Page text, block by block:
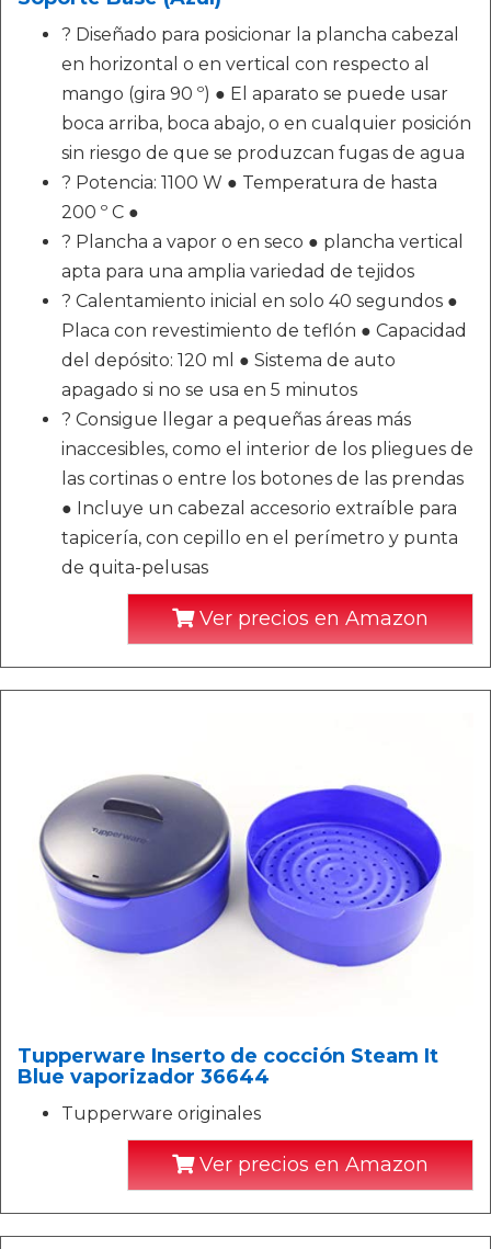
? Diseñado para posicionar la plancha cabezal
en horizontal o en vertical con respecto al
mango (gira 90 º) ● El aparato se puede usar
boca arriba, boca abajo, o en cualquier posición
sin riesgo de que se produzcan fugas de agua
? Potencia: 1100 W ● Temperatura de hasta
200 º C ●
? Plancha a vapor o en seco ● plancha vertical
apta para una amplia variedad de tejidos
? Calentamiento inicial en solo 40 segundos ●
Placa con revestimiento de teflón ● Capacidad
del depósito: 120 ml ● Sistema de auto
apagado si no se usa en 5 minutos
? Consigue llegar a pequeñas áreas más
inaccesibles, como el interior de los pliegues de
las cortinas o entre los botones de las prendas
● Incluye un cabezal accesorio extraíble para
tapicería, con cepillo en el perímetro y punta
de quita-pelusas
Ver precios en Amazon
Tupperware Inserto de cocción Steam It
Blue vaporizador 36644
Tupperware originales
Ver precios en Amazon